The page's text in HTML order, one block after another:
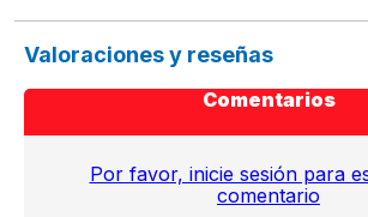
Valoraciones y reseñas
Comentarios
Por favor, inicie sesión para
comentario